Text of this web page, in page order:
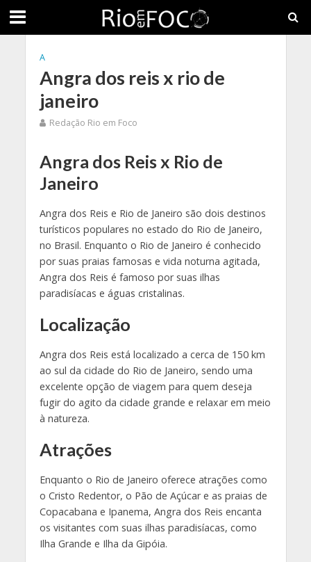
A
Angra dos reis x rio de
janeiro
Redação Rio em Foco
Angra dos Reis x Rio de
Janeiro
Angra dos Reis e Rio de Janeiro são dois destinos
turísticos populares no estado do Rio de Janeiro,
no Brasil. Enquanto o Rio de Janeiro é conhecido
por suas praias famosas e vida noturna agitada,
Angra dos Reis é famoso por suas ilhas
paradisíacas e águas cristalinas.
Localização
Angra dos Reis está localizado a cerca de 150 km
ao sul da cidade do Rio de Janeiro, sendo uma
excelente opção de viagem para quem deseja
fugir do agito da cidade grande e relaxar em meio
à natureza.
Atrações
Enquanto o Rio de Janeiro oferece atrações como
o Cristo Redentor, o Pão de Açúcar e as praias de
Copacabana e Ipanema, Angra dos Reis encanta
os visitantes com suas ilhas paradisíacas, como
Ilha Grande e Ilha da Gipóia.